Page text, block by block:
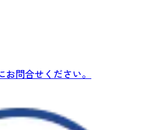
問合せください。